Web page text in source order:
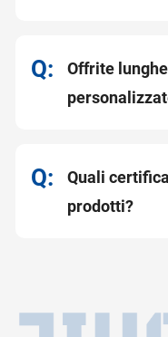
Offrite
Quali
prodotti?